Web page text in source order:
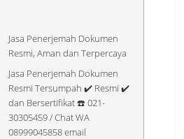
Jasa Penerjemah Dokumen
Resmi, Aman dan Terpercaya
Jasa Penerjemah Dokumen
Resmi Tersumpah ✔️ Resmi ✔️
dan Bersertifikat ☎️ 021-
30305459 / Chat WA
08999045858 email